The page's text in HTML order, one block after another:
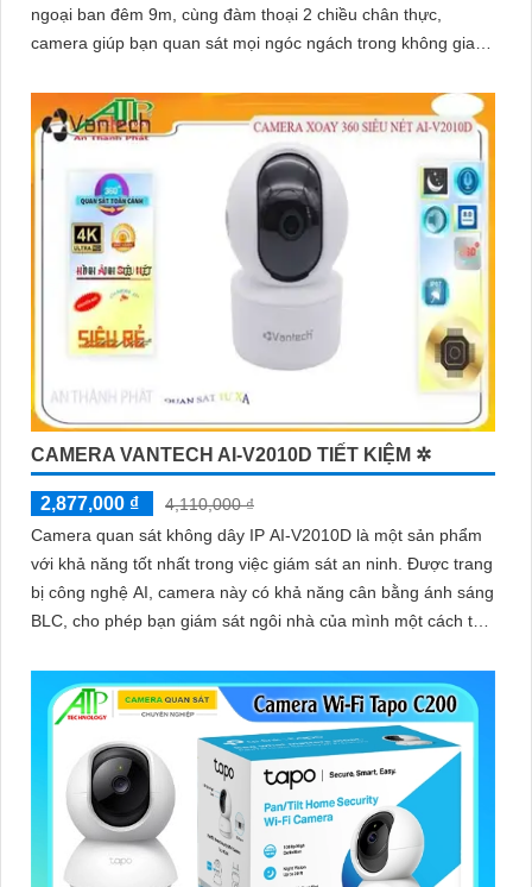
ngoại ban đêm 9m, cùng đàm thoại 2 chiều chân thực,
camera giúp bạn quan sát mọi ngóc ngách trong không gian
động thông minh, cùng khe thẻ nhớ hỗ trợ đến 512GB, Tapo
TC72 mang đến sự an tâm tuyệt đối cho cả gia đình
CAMERA VANTECH AI-V2010D TIẾT KIỆM ✲
2,877,000 ₫
4,110,000 ₫
Camera quan sát không dây IP AI-V2010D là một sản phẩm
với khả năng tốt nhất trong việc giám sát an ninh. Được trang
bị công nghệ AI, camera này có khả năng cân bằng ánh sáng
BLC, cho phép bạn giám sát ngôi nhà của mình một cách tốt